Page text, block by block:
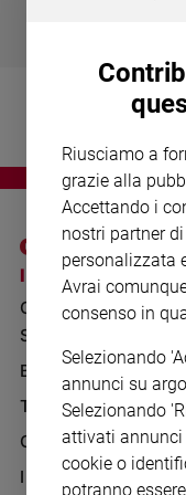
Devozione
fede
giorno
Santo
del
Società
e
valori
I SITI SAN
GRUPPO
SAN PAOLO
BENESSERE
TELENOVA
GAZZETTA
IL GIORNALINO
Riusciamo a
grazie alla
Accettando i
nostri partner
personalizzata
Avrai
consenso in
Selezionando
annunci su
Selezionando
attivati annunci
cookie o
potranno